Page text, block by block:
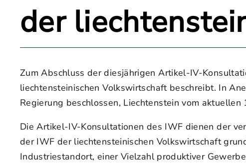
der
Zum Abschluss der diesjährigen Artikel-IV-
liechtensteinischen Volkswirtschaft beschreibt. In
Regierung beschlossen, Liechtenstein vom
Die Artikel-IV-Konsultationen des IWF dienen der
der IWF der liechtensteinischen Volkswirtschaft
Industriestandort, einer Vielzahl produktiver